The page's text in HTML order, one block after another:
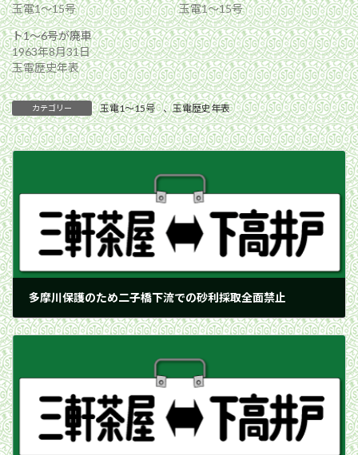
玉電1〜15号
玉電1〜15号
ト1〜6号が廃車
1963年8月31日
玉電歴史年表
カテゴリー 玉電1〜15号 、玉電歴史年表
多摩川保護のため二子橋下流での砂利採取全面禁止
1936年2月1日